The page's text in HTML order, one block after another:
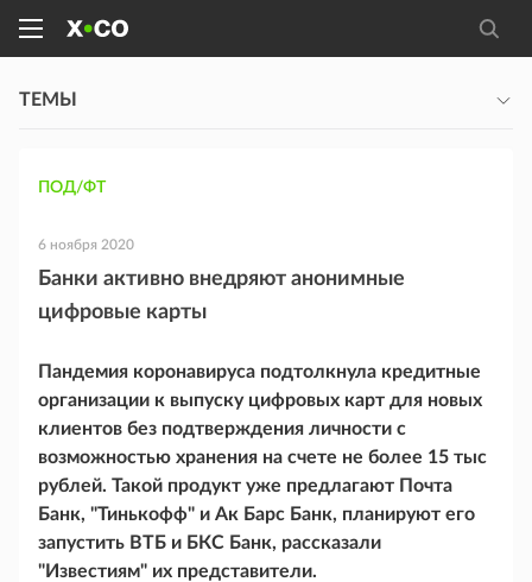
ТЕМЫ
ПОД/ФТ
6 ноября 2020
Банки активно внедряют анонимные
цифровые карты
Пандемия коронавируса подтолкнула кредитные
организации к выпуску цифровых карт для новых
клиентов без подтверждения личности с
возможностью хранения на счете не более 15 тыс
рублей. Такой продукт уже предлагают Почта
Банк, "Тинькофф" и Ак Барс Банк, планируют его
запустить ВТБ и БКС Банк, рассказали
"Известиям" их представители.